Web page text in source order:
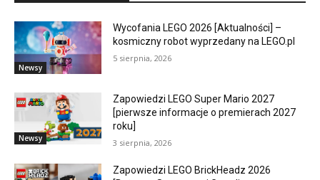
Newsy
Wycofania LEGO 2026 [Aktualności] –
kosmiczny robot wyprzedany na LEGO.pl
5 sierpnia, 2026
Newsy
Zapowiedzi LEGO Super Mario 2027
[pierwsze informacje o premierach 2027
roku]
3 sierpnia, 2026
Zapowiedzi LEGO BrickHeadz 2026